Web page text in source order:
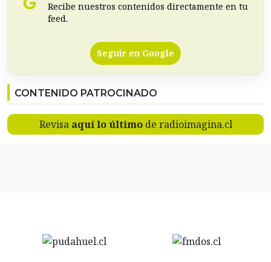
Recibe nuestros contenidos directamente en tu
feed.
Seguir en Google
CONTENIDO PATROCINADO
Revisa aquí lo últimode radioimagina.cl